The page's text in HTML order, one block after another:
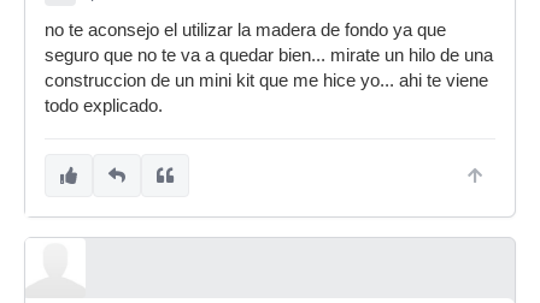
no te aconsejo el utilizar la madera de fondo ya que
seguro que no te va a quedar bien... mirate un hilo de una
construccion de un mini kit que me hice yo... ahi te viene
todo explicado.